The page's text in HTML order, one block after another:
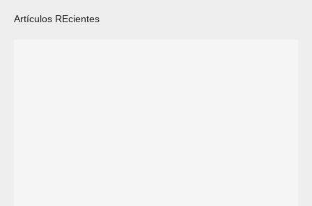
Artículos REcientes